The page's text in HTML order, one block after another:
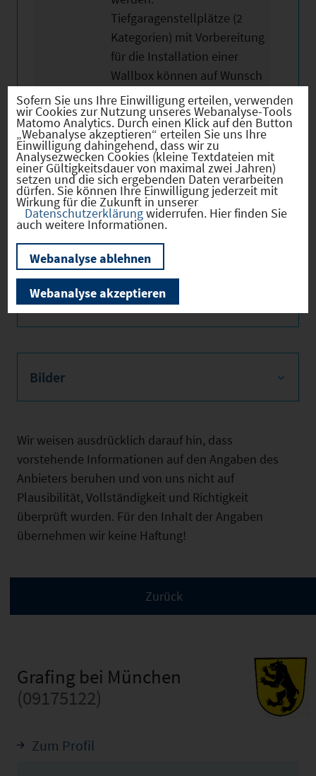
Tiefgaragenstellplätze (2
Kategorien) mit Vorbereitung
für die Installation einer
Wallbox können auf Wunsch
für 32.500€ oder 35.500€ pro
Stellplatz (zzgl. MwSt) mit
erworben werden. Massive
Bauweise verbunden mit
hoher Energieeffizienz sind
charakteristisch für dieses
Objekt.
Weitere Objektmerkmale
Bilder
Wir weisen ausdrücklich darauf hin, dass
vorstehende Informationen auf den Angaben des
Anbieters beruhen und von uns nicht auf
Plausibilität, Vollständigkeit und Richtigkeit
überprüft wurden. Für den Inhalt der Angaben
übernehmen wir keine Haftung!
Grafing bei München
(09175122)
Zum Profil
Sofern Sie uns Ihre Einwilligung erteilen, verwenden
wir Cookies zur Nutzung unseres Webanalyse-Tools
Matomo Analytics. Durch einen Klick auf den Button
„Webanalyse akzeptieren“ erteilen Sie uns Ihre
Einwilligung dahingehend, dass wir zu
Analysezwecken Cookies (kleine Textdateien mit
einer Gültigkeitsdauer von maximal zwei Jahren)
setzen und die sich ergebenden Daten verarbeiten
dürfen. Sie können Ihre Einwilligung jederzeit mit
Wirkung für die Zukunft in unserer
Datenschutzerklärungwiderrufen. Hier finden Sie
auch weitere Informationen.
Webanalyse ablehnen
Webanalyse akzeptieren